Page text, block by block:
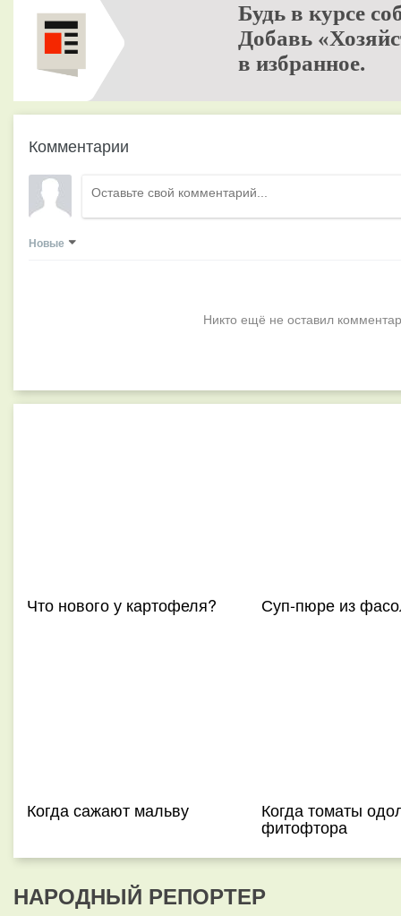
Будь в курсе
Добавь
в избранное.
Комментарии
Новые
Никто ещё не оставил
Что нового у картофеля? Суп-пюре из
Когда сажают мальву Когда томаты
фитофтора
НАРОДНЫЙ РЕПОРТЕР